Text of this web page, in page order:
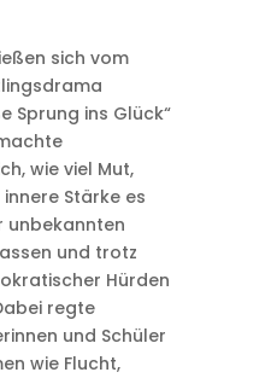
sich vom
Sprung ins Glück“
wie viel Mut,
Stärke es
unbekannten
und trotz
Hürden
regte
und Schüler
wie Flucht,